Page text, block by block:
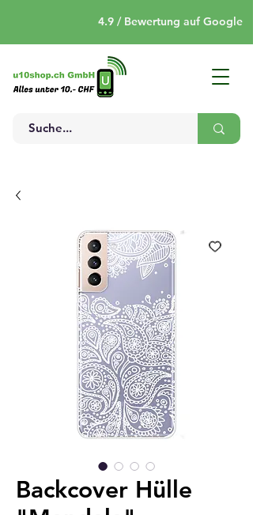
4.9 / Bewertung auf Google
Backcover Hülle